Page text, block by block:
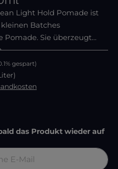
Light Hold Pomade ist
Batches
Pomade. Sie überzeugt
gespart)
das Produkt wieder auf
Mail